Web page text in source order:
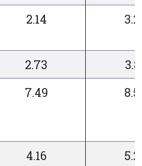
2.14
2.73
7.49
4.16